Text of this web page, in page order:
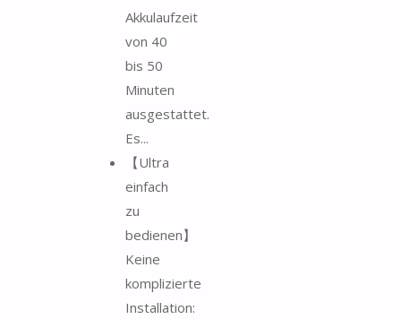
Akkulaufzeit
von 40
bis 50
Minuten
ausgestattet.
Es...
【Ultra
einfach
zu
bedienen】
Keine
komplizierte
Installation: